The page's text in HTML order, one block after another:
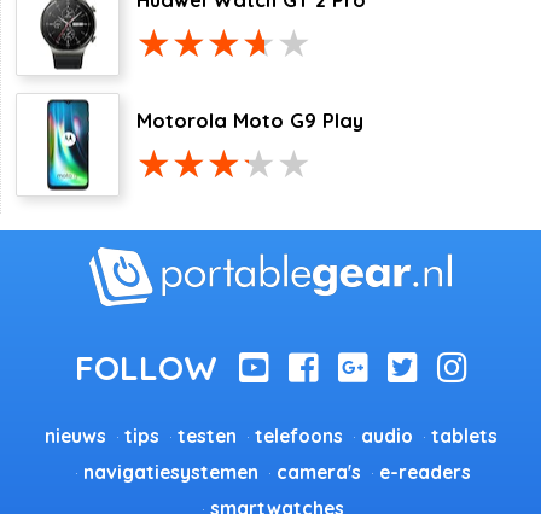
Motorola Moto G9 Play
nieuws tips testen telefoons audio
tablets
navigatiesystemen
camera's
e-readers
smartwatches